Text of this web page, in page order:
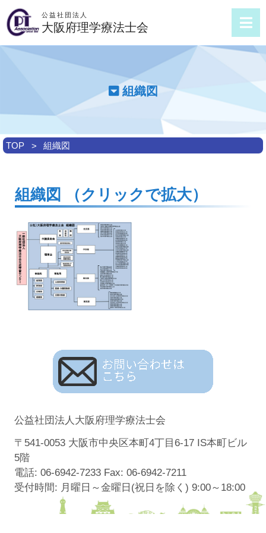
公益社団法人
大阪府理学療法士会
組織図
TOP 組織図
組織図 （クリックで拡大）
公益社団法人大阪府理学療法士会
〒541-0053 大阪市中央区本町4丁目6-17 IS本町ビル
5階
電話: 06-6942-7233 Fax: 06-6942-7211
受付時間: 月曜日～金曜日(祝日を除く) 9:00～18:00